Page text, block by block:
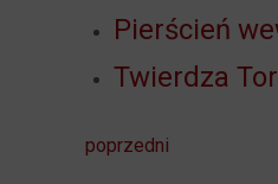
Pierścień
Twierdza
poprzedni